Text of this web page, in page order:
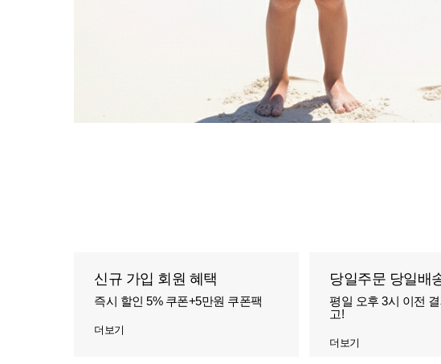
신규 가입 회원 혜택
즉시 할인 5% 쿠폰+5만원 쿠폰팩
더보기
당일주문 당일배
평일 오후 3시 이전
고!
더보기